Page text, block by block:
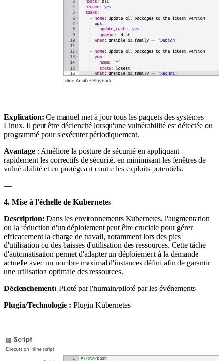
Explication: Ce manuel met à jour tous les paquets des systèmes
Linux. Il peut être déclenché lorsqu'une vulnérabilité est détectée ou
programmé pour s'exécuter périodiquement.
Avantage : Améliore la posture de sécurité en appliquant
rapidement les correctifs de sécurité, en minimisant les fenêtres de
vulnérabilité et en protégeant contre les exploits potentiels.
—
4. Mise à l'échelle de Kubernetes
Description: Dans les environnements Kubernetes, l'augmentation
ou la réduction d'un déploiement peut être cruciale pour gérer
efficacement la charge de travail, notamment lors des pics
d'utilisation ou des baisses d'utilisation des ressources. Cette tâche
d'automatisation permet d'adapter un déploiement à la demande
actuelle avec un nombre maximal d'instances défini afin de garantir
une utilisation optimale des ressources.
Déclenchement: Piloté par l'humain/piloté par les événements
Plugin/Technologie : Plugin Kubernetes